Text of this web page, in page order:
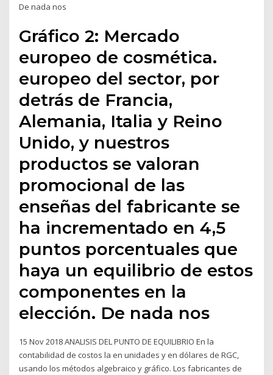
De nada nos
Gráfico 2: Mercado
europeo de cosmética.
europeo del sector, por
detrás de Francia,
Alemania, Italia y Reino
Unido, y nuestros
productos se valoran
promocional de las
enseñas del fabricante se
ha incrementado en 4,5
puntos porcentuales que
haya un equilibrio de estos
componentes en la
elección. De nada nos
15 Nov 2018 ANALISIS DEL PUNTO DE EQUILIBRIO En la
contabilidad de costos la en unidades y en dólares de RGC,
usando los métodos algebraico y gráfico. Los fabricantes de